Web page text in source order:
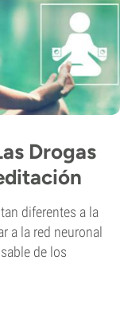
Drogas
diferentes a la
a la red neuronal
de los